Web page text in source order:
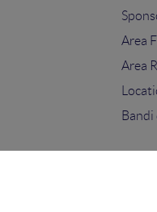
Area
Area
Bandi